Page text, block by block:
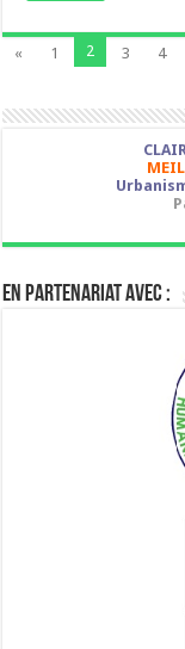
« 1 2 3 4
En partenariat avec :